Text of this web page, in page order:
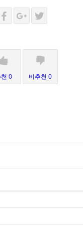
0 비추천 0